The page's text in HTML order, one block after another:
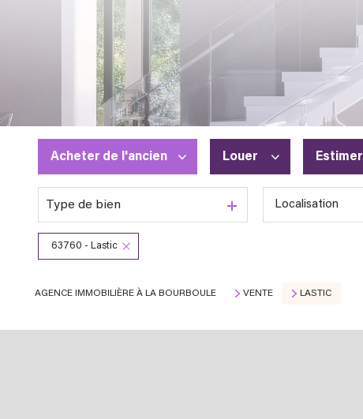
Acheter de l'ancien
De l'ancien
Louer
à l'année
Estimer
Type de bien Localisation
63760 - Lastic
AGENCE IMMOBILIÈRE À LA BOURBOULE VENTE LASTIC